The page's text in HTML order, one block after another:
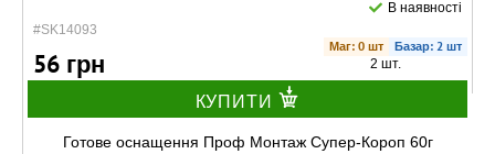
#SK14093
В наявності
Маг: 0 шт Базар: 2 шт
56 грн 2 шт.
КУПИТИ
Готове оснащення Проф Монтаж Супер-Короп 60г